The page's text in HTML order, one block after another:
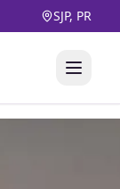
SJP, PR